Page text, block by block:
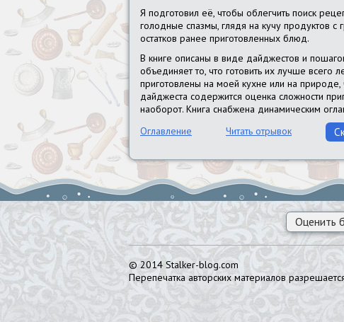
Я подготовил её, чтобы облегчить поиск
голодные спазмы, глядя на кучу продуктов
остатков ранее приготовленных блюд.
В книге описаны в виде дайджестов и
объединяет то, что готовить их лучше всего
приготовлены на моей кухне или на
дайджеста содержится оценка сложности
наоборот. Книга снабжена динамическим
Оглавление
Читать отрывок
Оценить
© 2014 Stalker-blog.com
Перепечатка авторских материалов